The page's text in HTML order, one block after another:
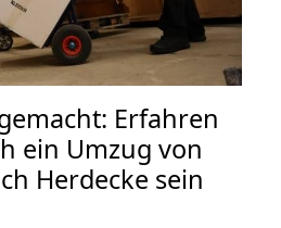
Erfahren
ein Umzug von
Herdecke sein